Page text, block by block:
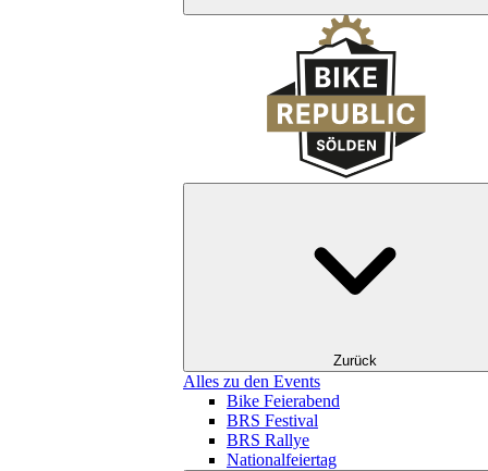
Zurück
Alles zu den Events
Bike Feierabend
BRS Festival
BRS Rallye
Nationalfeiertag